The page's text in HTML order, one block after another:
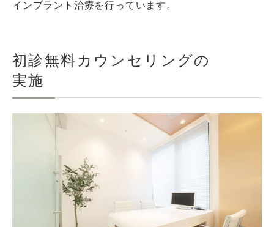
インプラント治療を行っています。
初診無料カウンセリングの
実施